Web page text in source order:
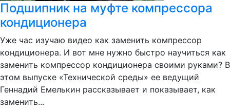
Подшипник на муфте компрессора
кондиционера
Уже час изучаю видео как заменить компрессор
кондиционера. И вот мне нужно быстро научиться как
заменить компрессор кондиционера своими руками? В
этом выпуске «Технической среды» ее ведущий
Геннадий Емелькин рассказывает и показывает, как
заменить...